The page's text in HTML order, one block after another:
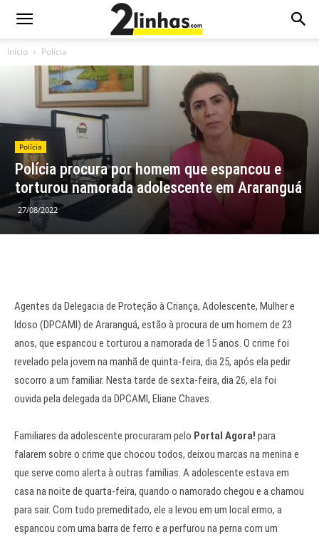
Início Polícia
Polícia
Polícia procura por homem que espancou e
torturou namorada adolescente em Araranguá
27/08/2022
Agentes da Delegacia de Proteção à Criança, Adolescente, Mulher e
Idoso (DPCAMI) de Araranguá, estão à procura de um homem de 23
anos, que espancou e torturou a namorada de 15 anos. O crime foi
revelado pela jovem na manhã de quinta-feira, dia 25, após ela pedir
socorro a um familiar. Nesta tarde de sexta-feira, dia 26, ela foi
ouvida pela delegada da DPCAMI, Eliane Chaves.
Familiares da adolescente procuraram pelo Portal Agora! para
falarem sobre o crime que chocou todos, deixou marcas na menina e
que serve como alerta à outras famílias. A adolescente estava em
casa na noite de quarta-feira, quando o namorado chegou e a chamou
para sair. Com tudo premeditado, ele a levou em um local ermo, a
espancou com uma barra de ferro e a perfurou na perna com um